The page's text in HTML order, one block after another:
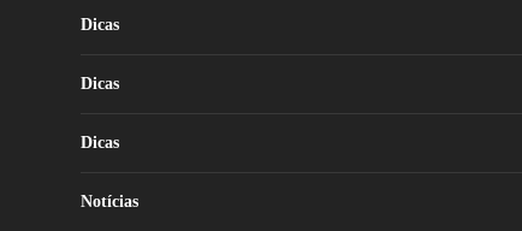
Dicas
Dicas
Dicas
Notícias